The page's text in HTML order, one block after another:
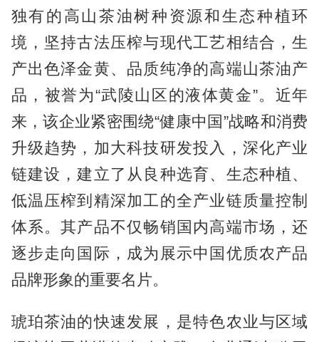
独有的高山茶油树种资源和生态种植环
境，坚持古法压榨与现代工艺相结合，生
产出色泽金黄、品质纯净的高端山茶油产
品，被誉为“武陵山区的液体黄金”。近年
来，该企业紧密围绕“健康中国”战略和消费
升级趋势，加大科技研发投入，深化产业
链建设，建立了从良种选育、生态种植、
低温压榨到精深加工的全产业链质量控制
体系。其产品不仅畅销国内高端市场，还
逐步走向国际，成为展示中国优质农产品
品牌形象的重要名片。
琥珀茶油的快速发展，是特色农业与区域